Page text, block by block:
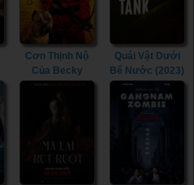
Cơn Thịnh Nộ
Của Becky
(2023)
Quái Vật Dưới
Bể Nước (2023)
- The Tank
(2023)